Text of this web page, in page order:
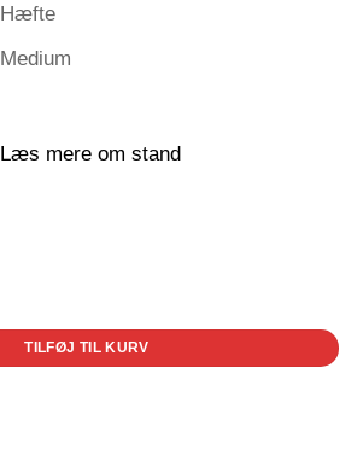
Hæfte
Medium
Læs mere om stand
TILFØJ TIL KURV